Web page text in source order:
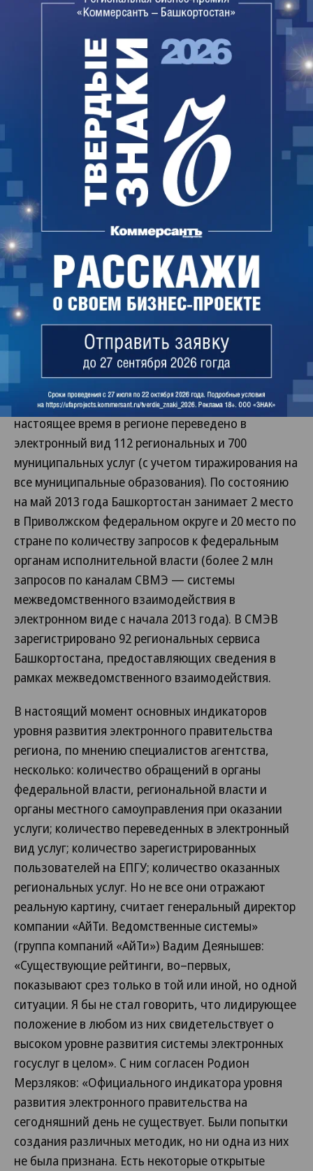
республики также отмечают, что после
широкомасштабного внедрения универсальной
электронной карты (УЭК) ожидается повышение
оказания услуг в электронном виде, так как
владельцы УЭК будут зарегистрированы на
едином портале государственных услуг (далее —
ЕПГУ) уже в момент получения УЭК.
Дополнительно на УЭК расположена усиленная
электронно–цифровая подпись, что также дает
возможность при подаче заявлений на получение
государственных услуг подтверждать свои
документы и заявления как собственноручной
подписью при подаче заявления в органе власти.
Системные вопросы
Минэкономразвития России регулярно
отслеживает количество и качество электронных
госуслуг в субъектах Федерации. Например, по
результатам мониторинга за 2012 год (по
состоянию на ноябрь 2012 года) Башкирия
занимала 36 место среди субъектов России. В
настоящее время в регионе переведено в
электронный вид 112 региональных и 700
муниципальных услуг (с учетом тиражирования на
все муниципальные образования). По состоянию
на май 2013 года Башкортостан занимает 2 место
в Приволжском федеральном округе и 20 место по
стране по количеству запросов к федеральным
органам исполнительной власти (более 2 млн
запросов по каналам СВМЭ — системы
межведомственного взаимодействия в
электронном виде с начала 2013 года). В СМЭВ
зарегистрировано 92 региональных сервиса
Башкортостана, предоставляющих сведения в
рамках межведомственного взаимодействия.
В настоящий момент основных индикаторов
уровня развития электронного правительства
региона, по мнению специалистов агентства,
несколько: количество обращений в органы
федеральной власти, региональной власти и
органы местного самоуправления при оказании
услуги; количество переведенных в электронный
вид услуг; количество зарегистрированных
пользователей на ЕПГУ; количество оказанных
региональных услуг. Но не все они отражают
реальную картину, считает генеральный директор
компании «АйТи. Ведомственные системы»
(группа компаний «АйТи») Вадим Деянышев:
«Существующие рейтинги, во–первых,
показывают срез только в той или иной, но одной
ситуации. Я бы не стал говорить, что лидирующее
положение в любом из них свидетельствует о
высоком уровне развития системы электронных
госуслуг в целом». С ним согласен Родион
Мерзляков: «Официального индикатора уровня
развития электронного правительства на
сегодняшний день не существует. Были попытки
создания различных методик, но ни одна из них
не была признана. Есть некоторые открытые